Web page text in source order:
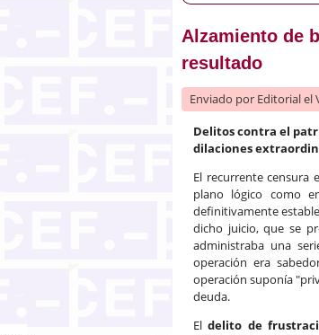
Alzamiento de
resultado
Enviado por Editorialel
Delitos contra el
dilaciones
El recurrente censura
plano lógico como
definitivamente
dicho juicio, que se
administraba una
operación era
operación suponía
deuda.
Eldelito de